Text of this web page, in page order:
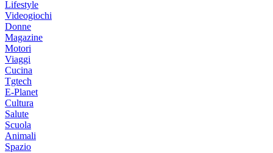
Lifestyle
Videogiochi
Donne
Magazine
Motori
Viaggi
Cucina
Tgtech
E-Planet
Cultura
Salute
Scuola
Animali
Spazio